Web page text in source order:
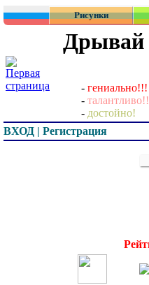
Рисунки
Дрывай
- гениально!!!
- талантливо!!
- достойно!
ВХОД | Регистрация